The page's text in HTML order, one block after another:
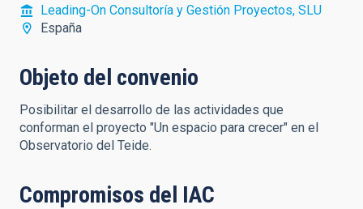
Leading-On Consultoría y Gestión Proyectos, SLU
España
Objeto del convenio
Posibilitar el desarrollo de las actividades que
conforman el proyecto "Un espacio para crecer" en el
Observatorio del Teide.
Compromisos del IAC